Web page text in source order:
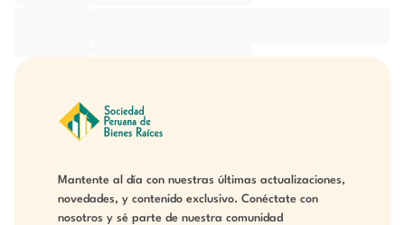
Mantente al día con nuestras últimas actualizaciones,
novedades, y contenido exclusivo. Conéctate con
nosotros y sé parte de nuestra comunidad